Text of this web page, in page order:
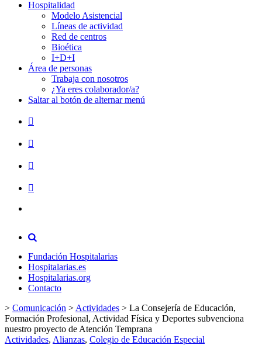
Hospitalidad
Modelo Asistencial
Líneas de actividad
Red de centros
Bioética
I+D+I
Área de personas
Trabaja con nosotros
¿Ya eres colaborador/a?
Saltar al botón de alternar menú
Fundación Hospitalarias
Hospitalarias.es
Hospitalarias.org
Contacto
> Comunicación > Actividades > La Consejería de Educación,
Formación Profesional, Actividad Física y Deportes subvenciona
nuestro proyecto de Atención Temprana
Actividades, Alianzas, Colegio de Educación Especial